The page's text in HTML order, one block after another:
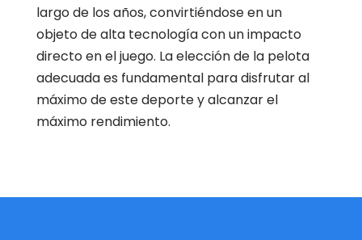
largo de los años, convirtiéndose en un
objeto de alta tecnología con un impacto
directo en el juego. La elección de la pelota
adecuada es fundamental para disfrutar al
máximo de este deporte y alcanzar el
máximo rendimiento.